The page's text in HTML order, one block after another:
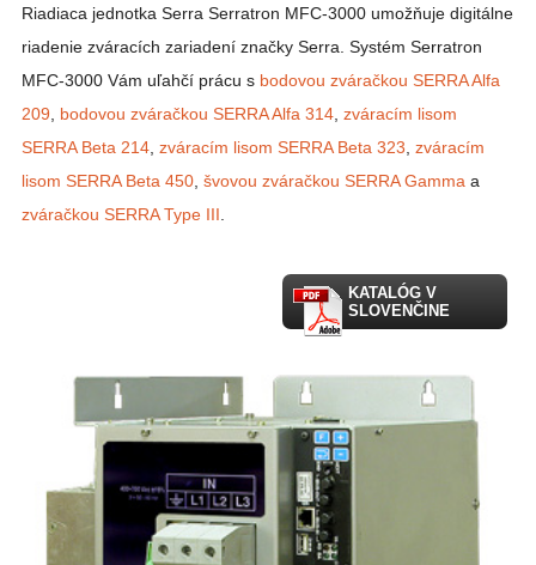
Riadiaca jednotka Serra Serratron MFC-3000 umožňuje digitálne
riadenie zváracích zariadení značky Serra. Systém Serratron
MFC-3000 Vám uľahčí prácu s bodovou zváračkou SERRA Alfa
209
bodovou zváračkou SERRA Alfa 314, zváracím lisom
SERRA Beta 214, zváracím lisom SERRA Beta 323 zváracím
lisom SERRA Beta 450, švovou zváračkou SERRA Gamma a
zváračkou SERRA Type III
KATALÓG V
SLOVENČINE